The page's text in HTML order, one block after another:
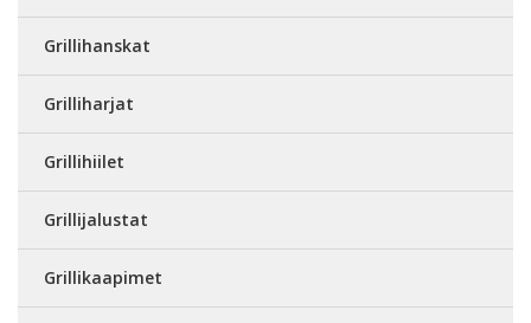
Grillihanskat
Grilliharjat
Grillihiilet
Grillijalustat
Grillikaapimet